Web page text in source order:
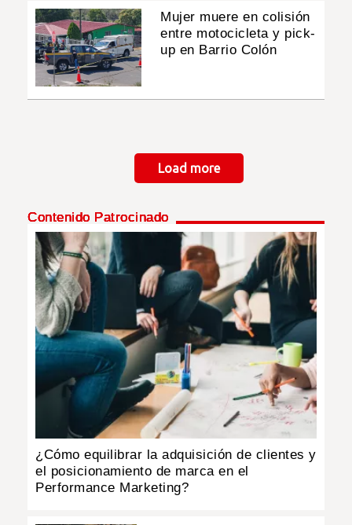
Mujer muere en colisión
entre motocicleta y pick-
up en Barrio Colón
Load more
Contenido Patrocinado
¿Cómo equilibrar la adquisición de clientes y
el posicionamiento de marca en el
Performance Marketing?